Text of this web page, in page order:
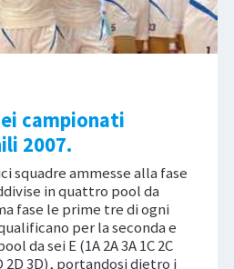
campionati
2007.
squadre ammesse alla fase
in quattro pool da
fase le prime tre di ogni
per la seconda e
da sei E (1A 2A 3A 1C 2C
2D 3D), portandosi dietro i